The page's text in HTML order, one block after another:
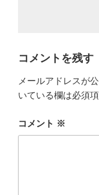
コメントを残す
メールアドレスが
いている欄は必須
コメント ※